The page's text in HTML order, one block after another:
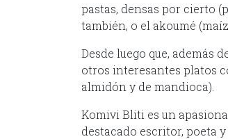
pastas, densas por cierto
también, o el akoumé
Desde luego que, además
otros interesantes platos
almidón y de mandioca).
Komivi Bliti es un
destacado escritor, poeta